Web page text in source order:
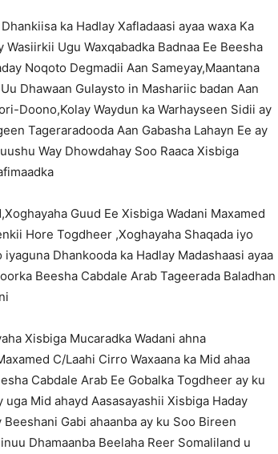
ka Hadlay Xafladaasi ayaa waxa Ka
Ugu Waxqabadka Badnaa Ee Beesha
Noqoto Degmadii Aan Sameyay,Maantana
Dhawaan Gulaysto in Mashariic badan Aan
Doono,Kolay Waydun ka Warhayseen Sidii ay
Tageraradooda Aan Gabasha Lahayn Ee ay
Way Dhowdahay Soo Raaca Xisbiga
Guud Ee Xisbiga Wadani Maxamed
Hore Togdheer ,Xoghayaha Shaqada iyo
Dhankooda ka Hadlay Madashaasi ayaa
Beesha Cabdale Arab Tageerada Baladhan
Xisbiga Mucaradka Wadani ahna
C/Laahi Cirro Waxaana ka Mid ahaa
Cabdale Arab Ee Gobalka Togdheer ay ku
Mid ahayd Aasasayashii Xisbiga Haday
Gabi ahaanba ay ku Soo Bireen
Dhamaanba Beelaha Reer Somaliland u